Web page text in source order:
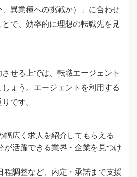
、異業種への挑戦か）」に合わせ
で、効率的に理想の転職先を見
せる上では、転職エージェント
ょう。エージェントを利用する
です。
幅広く求人を紹介してもらえる
が活躍できる業界・企業を見つけ
程調整など、内定・承諾まで支援